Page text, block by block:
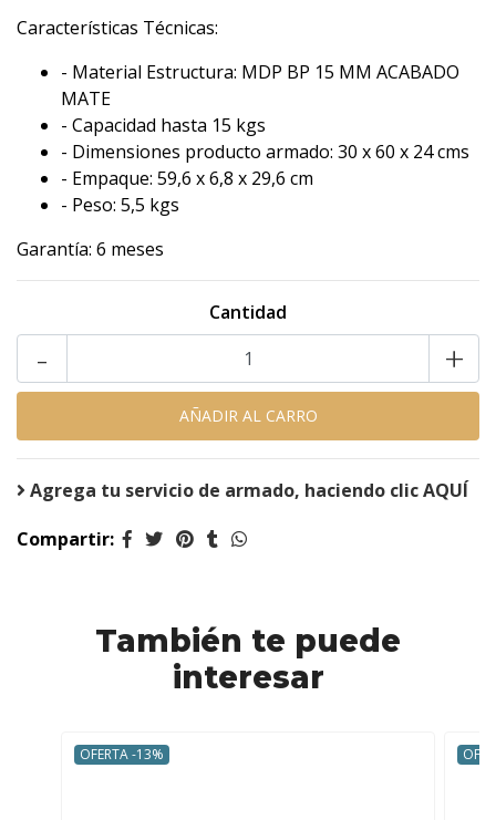
Características Técnicas:
- Material Estructura: MDP BP 15 MM ACABADO
MATE
- Capacidad hasta 15 kgs
- Dimensiones producto armado: 30 x 60 x 24 cms
- Empaque: 59,6 x 6,8 x 29,6 cm
- Peso: 5,5 kgs
Garantía: 6 meses
Cantidad
+
-
Agrega tu servicio de armado, haciendo clic AQUÍ
Compartir:
También te puede
interesar
OFERTA -13%